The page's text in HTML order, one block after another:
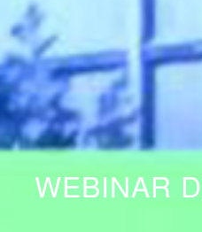
WEBINAR